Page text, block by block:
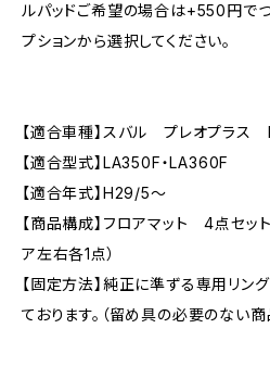
ルパッドご希望の場合は+550円で
プションから選択してください。
【適合車種】スバル プレオプラス
【適合型式】LA350F・LA360F
【適合年式】H29/5〜
【商品構成】フロアマット 4点セッ
ア左右各1点）
【固定方法】純正に準ずる専用リン
ております。（留め具の必要のない